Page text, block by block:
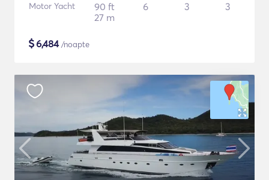
Motor Yacht
90 ft
27 m
6 3 3
$6,484/noapte